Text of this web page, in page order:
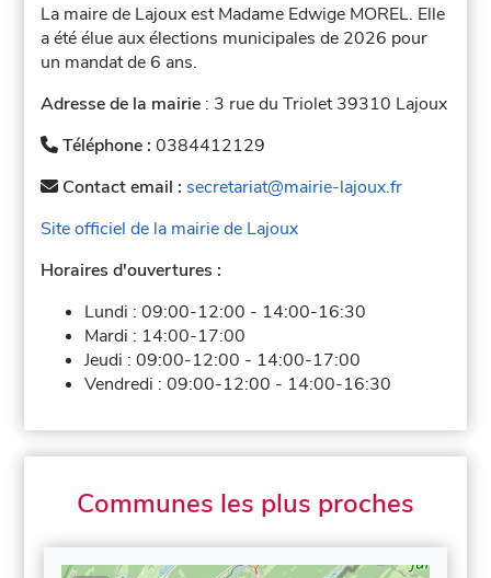
La maire de Lajoux est Madame Edwige MOREL. Elle
a été élue aux élections municipales de 2026 pour
un mandat de 6 ans.
Adresse de la mairie : 3 rue du Triolet 39310 Lajoux
Téléphone :0384412129
Contact email : secretariat@mairie-lajoux.fr
Site officiel de la mairie de Lajoux
Horaires d'ouvertures :
Lundi :09:00-12:00 - 14:00-16:30
Mardi : 14:00-17:00
Jeudi :09:00-12:00 - 14:00-17:00
Vendredi :09:00-12:00 - 14:00-16:30
Communes les plus proches